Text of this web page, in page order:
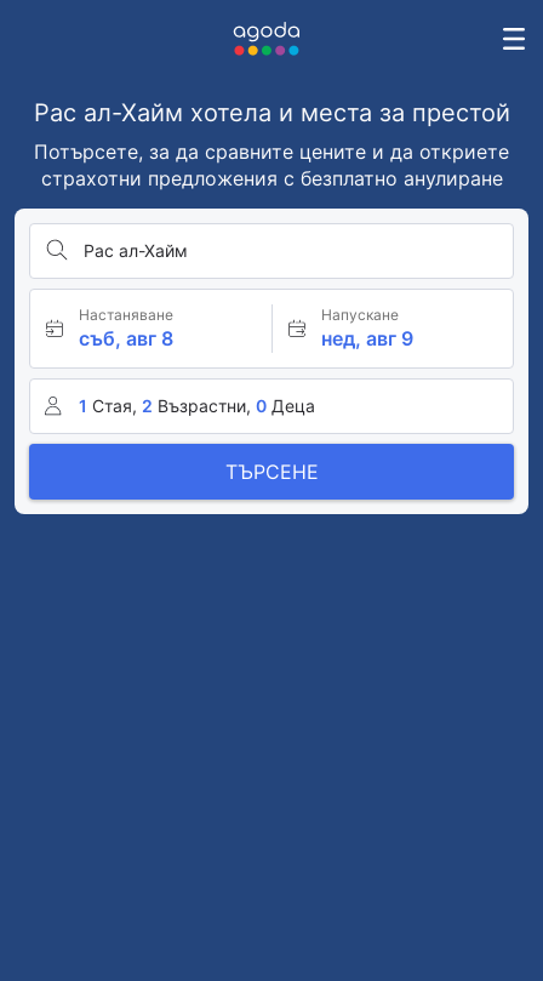
Рас ал-Хайм хотела и места за престой
Потърсете, за да сравните цените и да откриете
страхотни предложения с безплатно анулиране
Рас ал-Хайм
Настаняване
съб, авг 8
Напускане
нед, авг 9
1 Стая, 2 Възрастни, 0 Деца
ТЪРСЕНЕ